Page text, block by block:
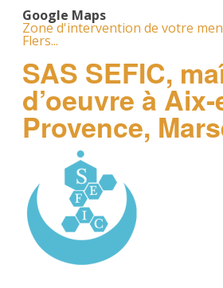
Google Maps
Zone d'intervention de votre
Flers...
SAS SEFIC,
d’oeuvre à
Provence,